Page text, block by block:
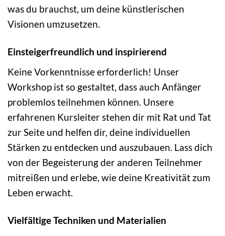
was du brauchst, um deine künstlerischen
Visionen umzusetzen.
Einsteigerfreundlich und inspirierend
Keine Vorkenntnisse erforderlich! Unser
Workshop ist so gestaltet, dass auch Anfänger
problemlos teilnehmen können. Unsere
erfahrenen Kursleiter stehen dir mit Rat und Tat
zur Seite und helfen dir, deine individuellen
Stärken zu entdecken und auszubauen. Lass dich
von der Begeisterung der anderen Teilnehmer
mitreißen und erlebe, wie deine Kreativität zum
Leben erwacht.
Vielfältige Techniken und Materialien